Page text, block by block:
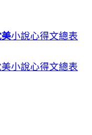
小說心得文總表
小說心得文總表